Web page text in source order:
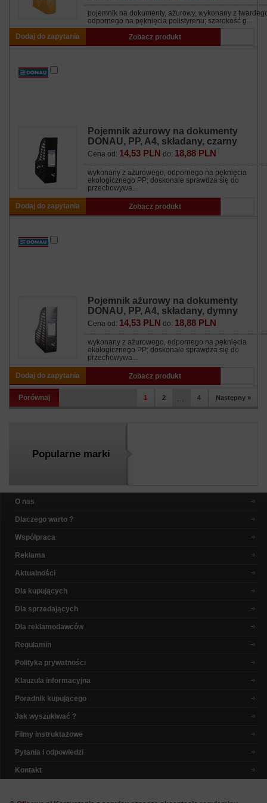
pojemnik na dokumenty, ażurowy, wykonany z
odpornego na pęknięcia polistyrenu; szerokość g...
Dodaj do zapytania
Zobacz produkt
Pojemnik ażurowy na dokumenty
DONAU, PP, A4, składany, czarny
Cena od: 14,53 PLN do: 18,88 PLN
wykonany z ażurowego, odpornego na pęknięcia
ekologicznego PP; doskonale sprawdza się do
przechowywa...
Dodaj do zapytania Zobacz produkt
Pojemnik ażurowy na dokumenty
DONAU, PP, A4, składany, dymny
Cena od: 14,53 PLN do: 18,88 PLN
wykonany z ażurowego, odpornego na pęknięcia
ekologicznego PP; doskonale sprawdza się do
przechowywa...
Dodaj do zapytania Zobacz produkt
Porównaj 1 2 ... 4 Następny »
Popularne marki
O nas
Dlaczego warto ?
Współpraca
Reklama
Aktualności
Dla kupujących
Dla sprzedających
Dla reklamodawców
Regulamin
Polityka prywatności
Klauzula informacyjna
Poradnik kupującego
Jak wyszukiwać ?
Filmy instruktażowe
Pytania i odpowiedzi
Kontakt